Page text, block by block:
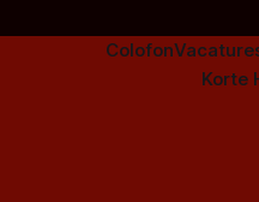
Colofon
Korte